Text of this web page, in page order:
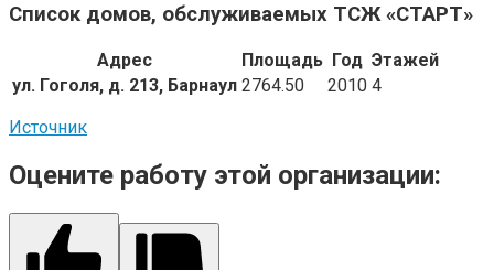
Список домов, обслуживаемых ТСЖ «СТАРТ»
Адрес Площадь Год Этажей
ул. Гоголя, д. 213, Барнаул 2764.50 2010 4
Источник
Оцените работу этой организации: